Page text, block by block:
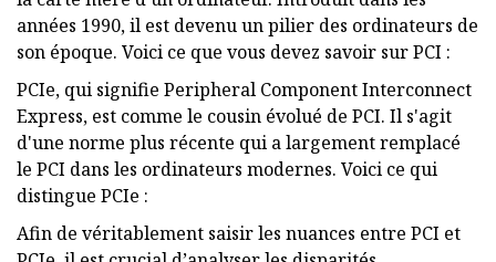
années 1990, il est devenu un pilier des ordinateurs de
son époque. Voici ce que vous devez savoir sur PCI :
PCIe, qui signifie Peripheral Component Interconnect
Express, est comme le cousin évolué de PCI. Il s'agit
d'une norme plus récente qui a largement remplacé
le PCI dans les ordinateurs modernes. Voici ce qui
distingue PCIe :
Afin de véritablement saisir les nuances entre PCI et